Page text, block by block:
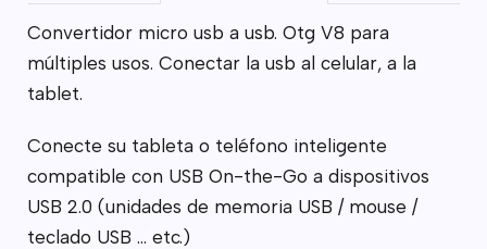
Convertidor micro usb a usb. Otg V8 para
múltiples usos. Conectar la usb al celular, a la
tablet.
Conecte su tableta o teléfono inteligente
compatible con USB On-the-Go a dispositivos
USB 2.0 (unidades de memoria USB / mouse /
teclado USB ... etc.)